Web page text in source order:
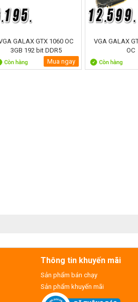
GALAX GTX 1060 OC
3GB 192 bit DDR5
Mua ngay
VGA GALAX
OC
Thông tin khuyến mãi
Sản phẩm bán chạy
Sản phẩm khuyến mãi